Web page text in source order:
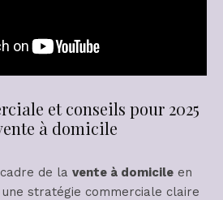
et conseils pour 2025
à domicile
de la vente à domicile en
stratégie commerciale claire